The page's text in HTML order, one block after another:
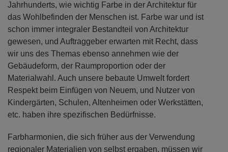
Jahrhunderts, wie wichtig Farbe in der Architektur für
das Wohlbefinden der Menschen ist. Farbe war und ist
schon immer integraler Bestandteil von Architektur
gewesen, und Auftraggeber erwarten mit Recht, dass
wir uns des Themas ebenso annehmen wie der
Gebäudeform, der Raumproportion oder der
Materialwahl. Auch unsere bebaute Umwelt fordert
Respekt beim Einfügen von Neuem, und Nutzer von
Kindergärten, Schulen, Altenheimen oder Werkstätten,
etc. haben ihre spezifischen Bedürfnisse.
Farbharmonien, die sich früher aus der Verwendung
regionaler Materialien von selbst ergaben, müssen wir